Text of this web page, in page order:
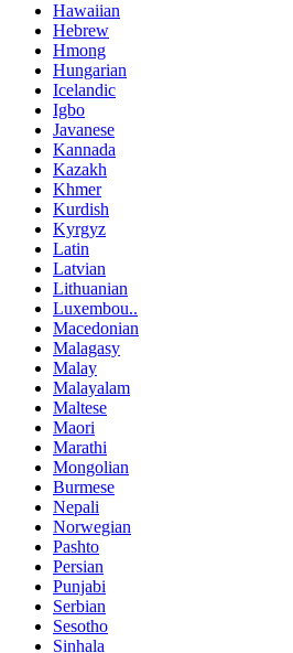
Hawaiian
Hebrew
Hmong
Hungarian
Icelandic
Igbo
Javanese
Kannada
Kazakh
Khmer
Kurdish
Kyrgyz
Latin
Latvian
Lithuanian
Luxembou..
Macedonian
Malagasy
Malay
Malayalam
Maltese
Maori
Marathi
Mongolian
Burmese
Nepali
Norwegian
Pashto
Persian
Punjabi
Serbian
Sesotho
Sinhala